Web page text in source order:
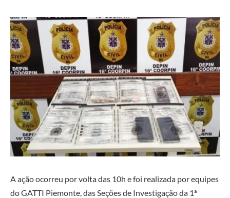
A ação ocorreu por volta das 10h e foi realizada por equipes
do GATTI Piemonte, das Seções de Investigação da 1ª